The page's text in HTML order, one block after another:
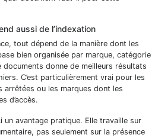
aussi de l’indexation
tout dépend de la manière dont les
bien organisée par marque, catégorie
documents donne de meilleurs résultats
C’est particulièrement vrai pour les
arrêtées ou les marques dont les
d’accès.
un avantage pratique. Elle travaille sur
pas seulement sur la présence